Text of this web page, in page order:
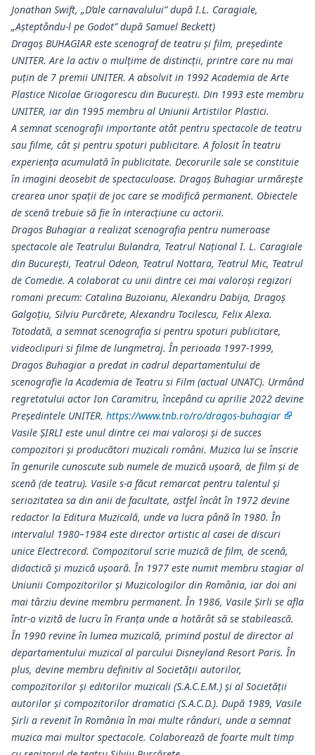
Jonathan Swift, „D’ale carnavalului” după I.L. Caragiale,
„Așteptându-l pe Godot” după Samuel Beckett)
Dragoș BUHAGIAR este scenograf de teatru și film, preşedinte
UNITER. Are la activ o mulţime de distincţii, printre care nu mai
puţin de 7 premii UNITER. A absolvit in 1992 Academia de Arte
Plastice Nicolae Griogorescu din Bucureşti. Din 1993 este membru
UNITER, iar din 1995 membru al Uniunii Artistilor Plastici.
A semnat scenografii importante atât pentru spectacole de teatru
sau filme, cât și pentru spoturi publicitare. A folosit în teatru
experiența acumulată în publicitate. Decorurile sale se constituie
în imagini deosebit de spectaculoase. Dragoș Buhagiar urmărește
crearea unor spații de joc care se modifică permanent. Obiectele
de scenă trebuie să fie în interacțiune cu actorii.
Dragos Buhagiar a realizat scenografia pentru numeroase
spectacole ale Teatrului Bulandra, Teatrul Naţional I. L. Caragiale
din Bucureşti, Teatrul Odeon, Teatrul Nottara, Teatrul Mic, Teatrul
de Comedie. A colaborat cu unii dintre cei mai valoroşi regizori
romani precum: Catalina Buzoianu, Alexandru Dabija, Dragoş
Galgoţiu, Silviu Purcărete, Alexandru Tocilescu, Felix Alexa.
Totodată, a semnat scenografia si pentru spoturi publicitare,
videoclipuri si filme de lungmetraj. În perioada 1997-1999,
Dragos Buhagiar a predat in cadrul departamentului de
scenografie la Academia de Teatru si Film (actual UNATC). Urmând
regretatului actor Ion Caramitru, începând cu aprilie 2022 devine
Președintele UNITER. https://www.tnb.ro/ro/dragos-buhagiar
Vasile ŞIRLI este unul dintre cei mai valoroși și de succes
compozitori și producători muzicali români. Muzica lui se înscrie
în genurile cunoscute sub numele de muzică ușoară, de film și de
scenă (de teatru). Vasile s-a făcut remarcat pentru talentul și
seriozitatea sa din anii de facultate, astfel încât în 1972 devine
redactor la Editura Muzicală, unde va lucra până în 1980. În
intervalul 1980–1984 este director artistic al casei de discuri
unice Electrecord. Compozitorul scrie muzică de film, de scenă,
didactică și muzică ușoară. În 1977 este numit membru stagiar al
Uniunii Compozitorilor și Muzicologilor din România, iar doi ani
mai târziu devine membru permanent. În 1986, Vasile Șirli se afla
într-o vizită de lucru în Franța unde a hotărât să se stabilească.
În 1990 revine în lumea muzicală, primind postul de director al
departamentului muzical al parcului Disneyland Resort Paris. În
plus, devine membru definitiv al Societății autorilor,
compozitorilor și editorilor muzicali (S.A.C.E.M.) și al Societății
autorilor și compozitorilor dramatici (S.A.C.D.). După 1989, Vasile
Șirli a revenit în România în mai multe rânduri, unde a semnat
muzica mai multor spectacole. Colaborează de foarte mult timp